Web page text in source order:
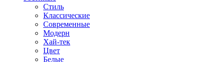
Стиль
Классические
Современные
Модерн
Хай-тек
Цвет
Белые